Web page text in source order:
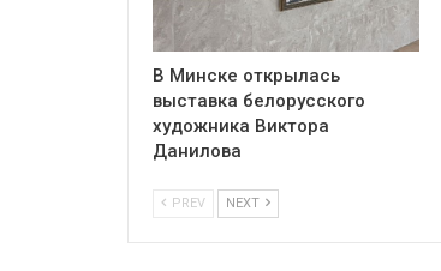
В Минске открылась
выставка белорусского
художника Виктора
Данилова
PREV NEXT